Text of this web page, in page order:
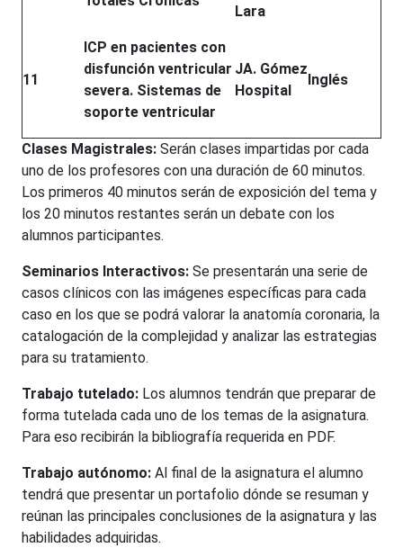
Lara
11
ICP en pacientes con
disfunción ventricular
severa. Sistemas de
soporte ventricular
JA. Gómez
Hospital
Inglés
Clases Magistrales: Serán clases impartidas por cada
uno de los profesores con una duración de 60 minutos.
Los primeros 40 minutos serán de exposición del tema y
los 20 minutos restantes serán un debate con los
alumnos participantes.
Seminarios Interactivos: Se presentarán una serie de
casos clínicos con las imágenes específicas para cada
caso en los que se podrá valorar la anatomía coronaria, la
catalogación de la complejidad y analizar las estrategias
para su tratamiento.
Trabajo tutelado: Los alumnos tendrán que preparar de
forma tutelada cada uno de los temas de la asignatura.
Para eso recibirán la bibliografía requerida en PDF.
Trabajo autónomo: Al final de la asignatura el alumno
tendrá que presentar un portafolio dónde se resuman y
reúnan las principales conclusiones de la asignatura y las
habilidades adquiridas.